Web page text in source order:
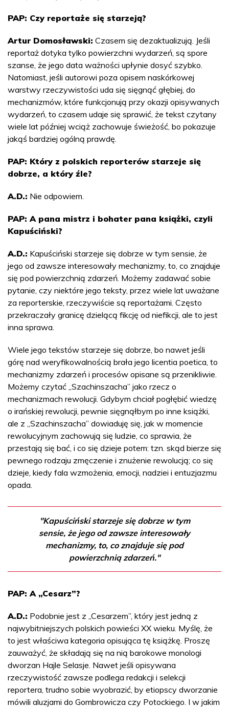
PAP: Czy reportaże się starzeją?
Artur Domosławski: Czasem się dezaktualizują. Jeśli
reportaż dotyka tylko powierzchni wydarzeń, są spore
szanse, że jego data ważności upłynie dosyć szybko.
Natomiast, jeśli autorowi poza opisem naskórkowej
warstwy rzeczywistości uda się sięgnąć głębiej, do
mechanizmów, które funkcjonują przy okazji opisywanych
wydarzeń, to czasem udaje się sprawić, że tekst czytany
wiele lat później wciąż zachowuje świeżość, bo pokazuje
jakąś bardziej ogólną prawdę.
PAP: Który z polskich reporterów starzeje się
dobrze, a który źle?
A.D.: Nie odpowiem.
PAP: A pana mistrz i bohater pana książki, czyli
Kapuściński?
A.D.: Kapuściński starzeje się dobrze w tym sensie, że
jego od zawsze interesowały mechanizmy, to, co znajduje
się pod powierzchnią zdarzeń. Możemy zadawać sobie
pytanie, czy niektóre jego teksty, przez wiele lat uważane
za reporterskie, rzeczywiście są reportażami. Często
przekraczały granicę dzielącą fikcję od niefikcji, ale to jest
inna sprawa.
Wiele jego tekstów starzeje się dobrze, bo nawet jeśli
górę nad weryfikowalnością brała jego licentia poetica, to
mechanizmy zdarzeń i procesów opisane są przenikliwie.
Możemy czytać „Szachinszacha” jako rzecz o
mechanizmach rewolucji. Gdybym chciał pogłębić wiedzę
o irańskiej rewolucji, pewnie sięgnąłbym po inne książki,
ale z „Szachinszacha” dowiaduję się, jak w momencie
rewolucyjnym zachowują się ludzie, co sprawia, że
przestają się bać, i co się dzieje potem: tzn. skąd bierze się
pewnego rodzaju zmęczenie i znużenie rewolucją; co się
dzieje, kiedy fala wzmożenia, emocji, nadziei i entuzjazmu
opada.
"Kapuściński starzeje się dobrze w tym
sensie, że jego od zawsze interesowały
mechanizmy, to, co znajduje się pod
powierzchnią zdarzeń."
PAP: A „Cesarz”?
A.D.: Podobnie jest z „Cesarzem”, który jest jedną z
najwybitniejszych polskich powieści XX wieku. Myślę, że
to jest właściwa kategoria opisująca tę książkę. Proszę
zauważyć, że składają się na nią barokowe monologi
dworzan Hajle Selasje. Nawet jeśli opisywana
rzeczywistość zawsze podlega redakcji i selekcji
reportera, trudno sobie wyobrazić, by etiopscy dworzanie
mówili aluzjami do Gombrowicza czy Potockiego. I w jakim